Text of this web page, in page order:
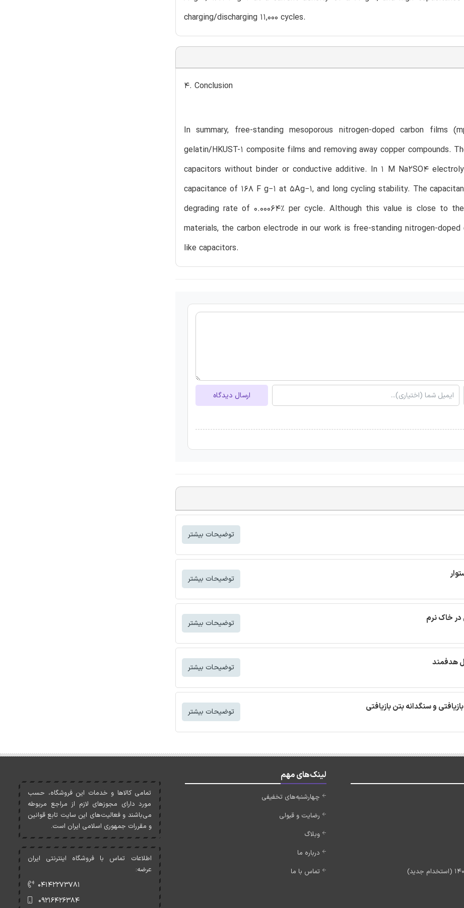
charging/discharging 11,000 cycles.
4. Conclusion
In summary, free-standing mesoporous nitrogen-doped carbon films
gelatin/HKUST-1 composite films and removing away copper compounds.
capacitors without binder or conductive additive. In 1 M Na2SO4
capacitance of 168 F g−1 at 5Ag−1, and long cycling stability. The
degrading rate of 0.00064% per cycle. Although this value is close to
materials, the carbon electrode in our work is free-standing nitrogen-
like capacitors.
ارسال دیدگاه
توضیحات بیشتر
توضیحات بیشتر
در خاک نرم توضیحات بیشتر
هدفمند توضیحات بیشتر
و سنگدانه بتن بازیافتی توضیحات بیشتر
لینک‌های مهم
چهارشنبه‌های تخفیفی
رضایت و قبولی
وبلاگ
درباره ما
تماس با ما
تمامی کالاها و خدمات اين فروشگاه، حسب
مورد دارای مجوزهای لازم از مراجع مربوطه
می‌باشند و فعاليت‌های اين سايت تابع قوانين
و مقررات جمهوری اسلامی ايران است.
اطلاعات تماس با فروشگاه اینترنتی ایران
عرضه:
۰۴۱۴۲۲۷۳۷۸۱
۰۹۲۱۶۴۲۶۳۸۴